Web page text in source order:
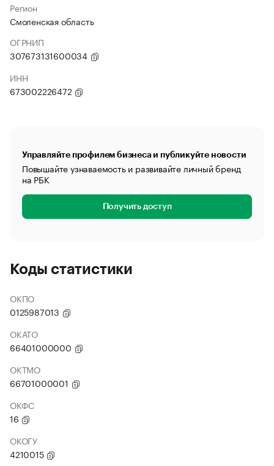
Регион
Смоленская область
ОГРНИП
307673131600034
ИНН
673002226472
Управляйте профилем бизнеса и публикуйте новости
Повышайте узнаваемость и развивайте личный бренд
на РБК
Получить доступ
Коды статистики
ОКПО
0125987013
ОКАТО
66401000000
ОКТМО
66701000001
ОКФС
16
ОКОГУ
4210015